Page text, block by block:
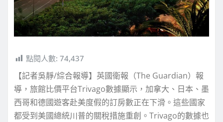
點閱人數: 74,437
【記者吳靜/綜合報導】英國衛報（The Guardian）報
導，旅館比價平台Trivago數據顯示，加拿大、日本、墨
西哥和德國遊客赴美度假的訂房數正在下滑。這些國家
都受到美國總統川普的關稅措施重創。Trivago的數據也